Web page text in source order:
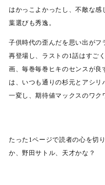
はかっこよかったし、不敵な
葉選びも秀逸。
子供時代の歪んだを思い出が
再登場し、ラストの1話はすご
画、毎巻毎巻ヒキのセンスが良
は、いつも通りの杉元とアシ
一変し、期待値マックスのワク
たった1ページで読者の心を切
か、野田サトル、天才かな？